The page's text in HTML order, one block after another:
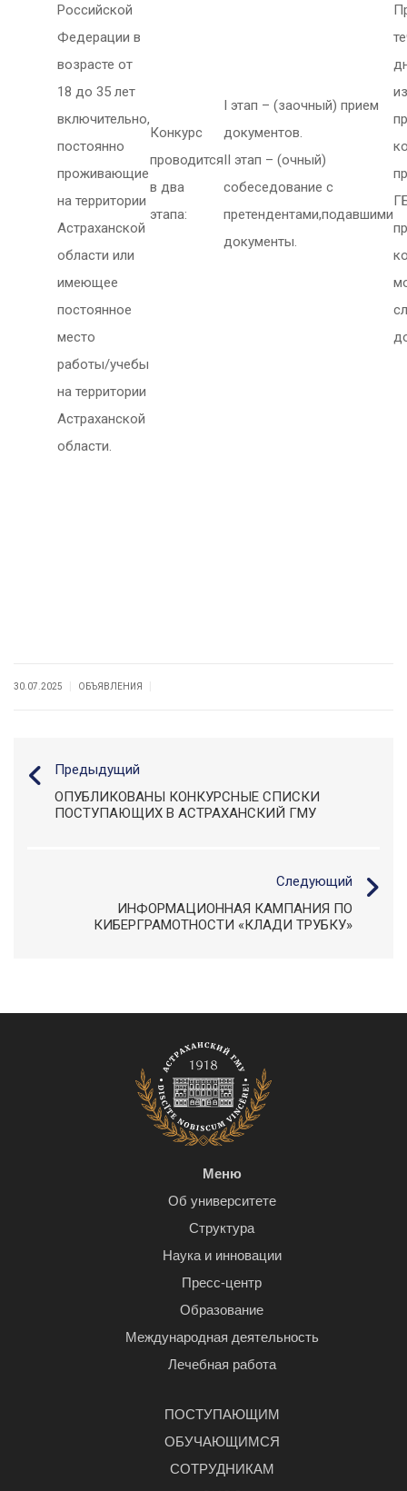
Российской
Федерации в
возрасте от
18 до 35 лет
включительно,
постоянно
проживающие
на территории
Астраханской
области или
имеющее
постоянное
место
работы/учебы
на территории
Астраханской
области.
Конкурс
проводится
в два
этапа:
I этап – (заочный) прием
документов.
II этап – (очный)
собеседование с
претендентами,подавшими
документы.
30.07.2025 ОБЪЯВЛЕНИЯ
Предыдущий
ОПУБЛИКОВАНЫ КОНКУРСНЫЕ СПИСКИ
ПОСТУПАЮЩИХ В АСТРАХАНСКИЙ ГМУ
Следующий
ИНФОРМАЦИОННАЯ КАМПАНИЯ ПО
КИБЕРГРАМОТНОСТИ «КЛАДИ ТРУБКУ»
Меню
Об университете
Структура
Наука и инновации
Пресс-центр
Образование
Международная деятельность
Лечебная работа
ПОСТУПАЮЩИМ
ОБУЧАЮЩИМСЯ
СОТРУДНИКАМ